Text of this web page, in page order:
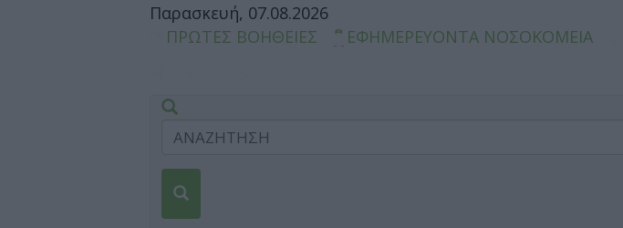
Παρασκευή, 07.08.2026
ΠΡΩΤΕΣ ΒΟΗΘΕΙΕΣ
ΕΦΗΜΕΡΕΥΟΝΤΑ ΝΟΣΟΚΟΜΕΙΑ